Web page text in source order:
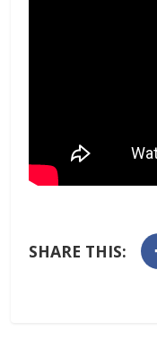
SHARE THIS: